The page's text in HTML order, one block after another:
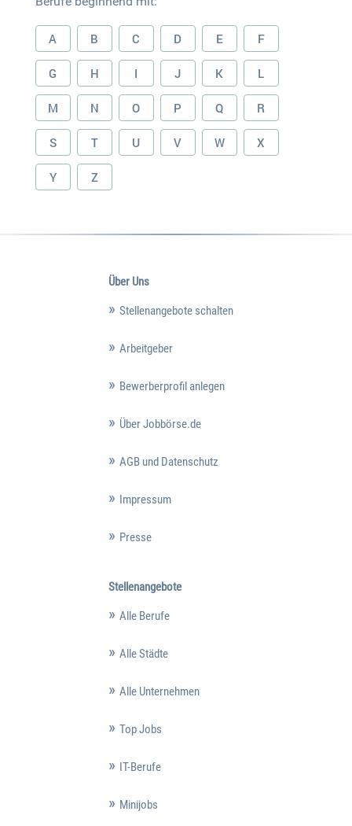
A B C D E F
G H I J K L
M N O P Q R
S T U V W X
Y Z
Über Uns
Stellenangebote schalten
Arbeitgeber
Bewerberprofil anlegen
Über Jobbörse.de
AGB und Datenschutz
Impressum
Presse
Stellenangebote
Alle Berufe
Alle Städte
Alle Unternehmen
Top Jobs
IT-Berufe
Minijobs